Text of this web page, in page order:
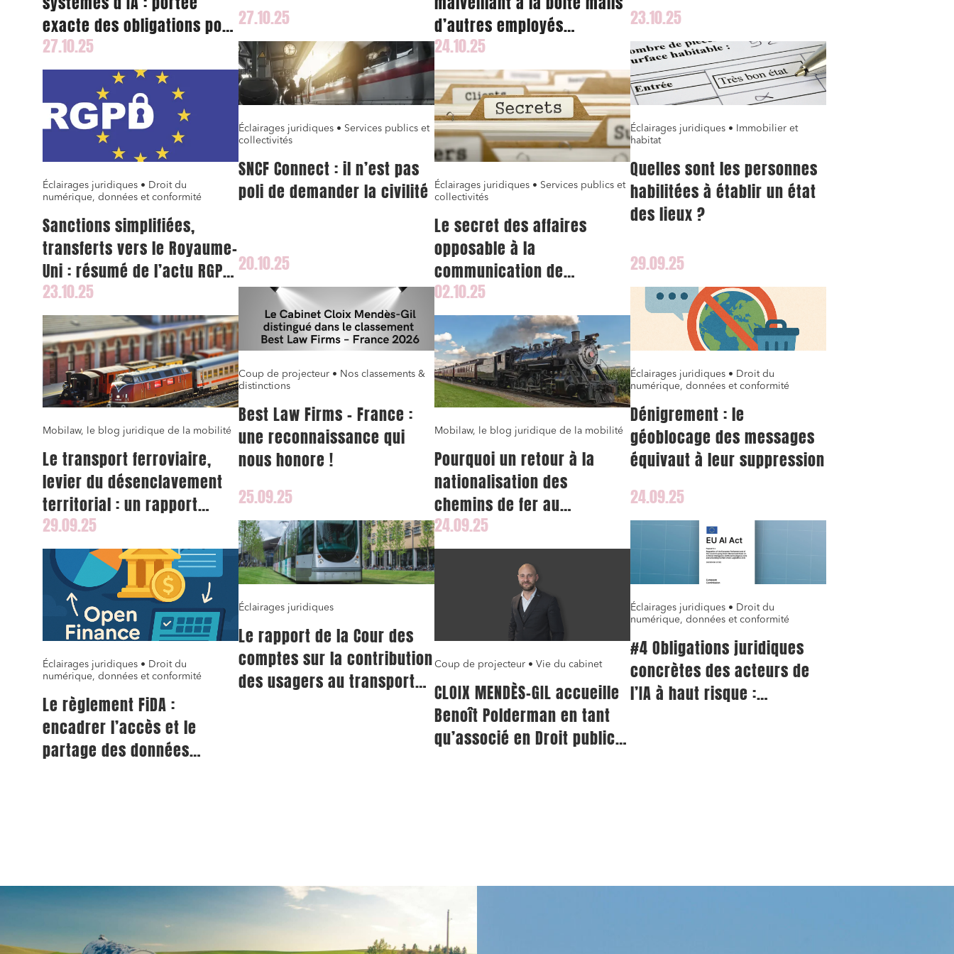
exacte des obligations pour
les juristes
d’autres employés
sanctionné
27.10.25
Éclairages juridiques • Droit du
numérique, données et conformité
Sanctions simplifiées,
transferts vers le Royaume-
Uni : résumé de l’actu RGPD
du mois d’octobre
27.10.25
Éclairages juridiques • Services publics et
collectivités
SNCF Connect : il n’est pas
poli de demander la civilité
24.10.25
Éclairages juridiques • Services publics et
collectivités
Le secret des affaires
opposable à la
communication de
documents de l’Ecole
polytechnique
23.10.25
Éclairages juridiques • Immobilier et
habitat
Quelles sont les personnes
habilitées à établir un état
des lieux ?
23.10.25
Mobilaw, le blog juridique de la mobilité
Le transport ferroviaire,
levier du désenclavement
territorial : un rapport
parlementaire propose une
stratégie nationale
20.10.25
Coup de projecteur • Nos classements &
distinctions
Best Law Firms – France :
une reconnaissance qui
nous honore !
02.10.25
Mobilaw, le blog juridique de la mobilité
Pourquoi un retour à la
nationalisation des
chemins de fer au
Royaume-Uni?
29.09.25
Éclairages juridiques • Droit du
numérique, données et conformité
Dénigrement : le
géoblocage des messages
équivaut à leur suppression
29.09.25
Éclairages juridiques • Droit du
numérique, données et conformité
Le règlement FiDA :
encadrer l’accès et le
partage des données
25.09.25
Éclairages juridiques
Le rapport de la Cour des
comptes sur la contribution
des usagers au transport
24.09.25
Coup de projecteur • Vie du cabinet
CLOIX MENDÈS-GIL accueille
Benoît Polderman en tant
qu’associé en Droit public
24.09.25
Éclairages juridiques • Droit du
numérique, données et conformité
#4 Obligations juridiques
concrètes des acteurs de
l’IA à haut risque :